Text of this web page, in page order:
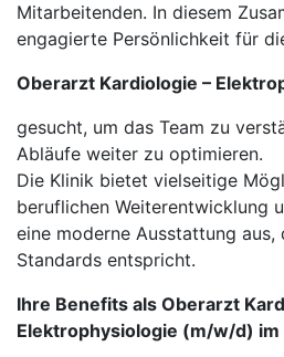
Mitarbeitenden. In diesem
engagierte Persönlichkeit für
Oberarzt Kardiologie –
gesucht, um das Team zu
Abläufe weiter zu optimieren.
Die Klinik bietet vielseitige
beruflichen Weiterentwicklung
eine moderne Ausstattung aus,
Standards entspricht.
Ihre Benefits als Oberarzt
Elektrophysiologie (m/w/d) im